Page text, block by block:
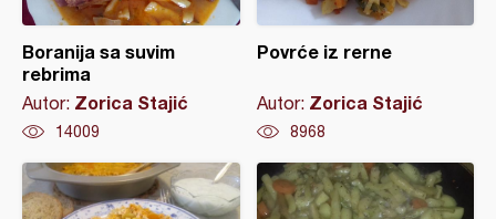
Boranija sa suvim
rebrima
Autor: Zorica Stajić
14009
Povrće iz rerne
Autor: Zorica Stajić
8968